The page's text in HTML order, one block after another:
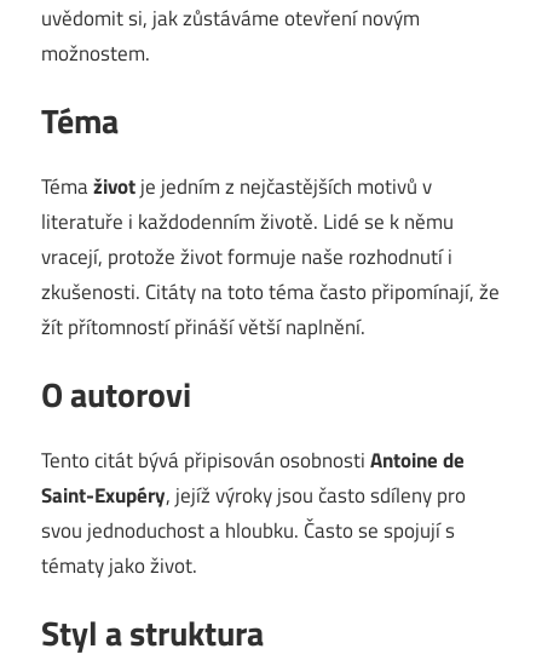
uvědomit si, jak zůstáváme otevření novým
možnostem.
Téma
Témaživotje jedním z nejčastějších motivů v
literatuře i každodenním životě. Lidé se k němu
vracejí, protože život formuje naše rozhodnutí i
zkušenosti. Citáty na toto téma často připomínají, že
žít přítomností přináší větší naplnění.
O autorovi
Tento citát bývá připisován osobnostiAntoine de
Saint-Exupéry, jejíž výroky jsou často sdíleny pro
svou jednoduchost a hloubku. Často se spojují s
tématy jako život.
Styl a struktura